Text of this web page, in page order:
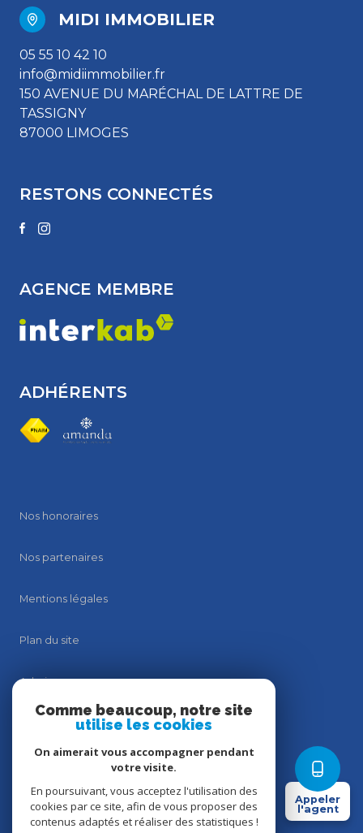
Appeler
l'agent
MIDI IMMOBILIER
05 55 10 42 10
info@midiimmobilier.fr
150 AVENUE DU MARÉCHAL DE LATTRE DE
TASSIGNY
87000 LIMOGES
RESTONS CONNECTÉS
AGENCE MEMBRE
ADHÉRENTS
Nos honoraires
Nos partenaires
Mentions légales
Plan du site
Admin
Politique RGPD
Cookies
Comme beaucoup, notre site
utilise les cookies
On aimerait vous accompagner pendant
votre visite.
En poursuivant, vous acceptez l'utilisation des
cookies par ce site, afin de vous proposer des
contenus adaptés et réaliser des statistiques !